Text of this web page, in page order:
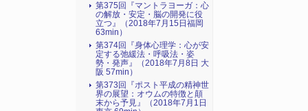
第375回『マントラヨーガ：心
の解放・安定・脳の開発に役
立つ』（2018年7月15日福岡
63min）
第374回『身体心理学：心が安
定する弛緩法・呼吸法・姿
勢・発声』（2018年7月8日 大
阪 57min）
第373回『ポスト平成の精神世
界の展望：オウムの特徴と顛
末から予見』（2018年7月1日